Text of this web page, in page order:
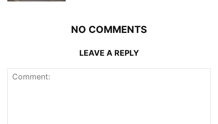
NO COMMENTS
LEAVE A REPLY